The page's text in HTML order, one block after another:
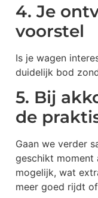
4. Je
voorstel
Is je wagen
duidelijk bod
5. Bij
de
Gaan we verder
geschikt moment
mogelijk, wat
meer goed rijdt